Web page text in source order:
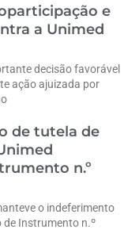
e
a Unimed
decisão favorável
ação ajuizada por
de tutela de
n.º
o indeferimento
de Instrumento n.º